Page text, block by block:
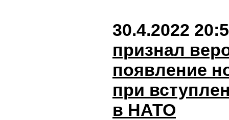
30.4.2022
признал
появление
при
в НАТО